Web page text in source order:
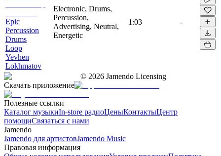
Epic
Percussion
Drums
Loop
Yevhen
Lokhmatov
Electronic, Drums,
Percussion,
Advertising, Neutral,
Energetic
1:03 -
© 2026 Jamendo Licensing
Скачать приложение
Полезные ссылки
Каталог музыкиIn-store радиоЦеныКонтактыЦентр
помощиСвязаться с нами
Jamendo
Jamendo для артистовJamendo Music
Правовая информация